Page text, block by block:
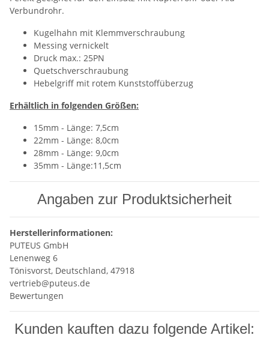
Verbundrohr.
Kugelhahn mit Klemmverschraubung
Messing vernickelt
Druck max.: 25PN
Quetschverschraubung
Hebelgriff mit rotem Kunststoffüberzug
Erhältlich in folgenden Größen:
15mm - Länge: 7,5cm
22mm - Länge: 8,0cm
28mm - Länge: 9,0cm
35mm - Länge:11,5cm
Angaben zur Produktsicherheit
Herstellerinformationen:
PUTEUS GmbH
Lenenweg 6
Tönisvorst, Deutschland, 47918
vertrieb@puteus.de
Bewertungen
Kunden kauften dazu folgende Artikel: